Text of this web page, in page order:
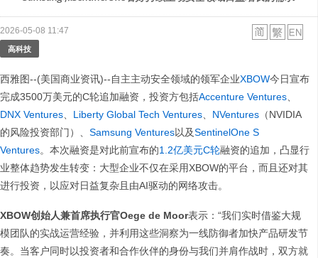
2026-05-08 11:47
高科技
西雅图--(美国商业资讯)--自主主动安全领域的领军企业XBOW今日宣布
完成3500万美元的C轮追加融资，投资方包括Accenture Ventures、
DNX Ventures、 Liberty Global Tech Ventures、 NVentures （NVIDIA
的风险投资部门）、 Samsung Ventures以及SentinelOne S
Ventures。本次融资是对此前宣布的1.2亿美元C轮融资的追加，凸显行
业整体趋势发生转变：大型企业不仅在采用XBOW的平台，而且还对其
进行投资，以应对日益复杂且由AI驱动的网络攻击。
XBOW创始人兼首席执行官Oege de Moor表示：“我们实时借鉴大规
模团队的实战运营经验，并利用这些洞察为一线防御者加快产品研发节
奏。当客户同时以投资者和合作伙伴的身份与我们并肩作战时，双方就